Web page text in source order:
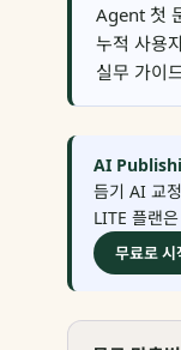
Agent 첫
누적 사용
실무 가이
AI
듬기 AI 교
LITE 플랜은
무료로